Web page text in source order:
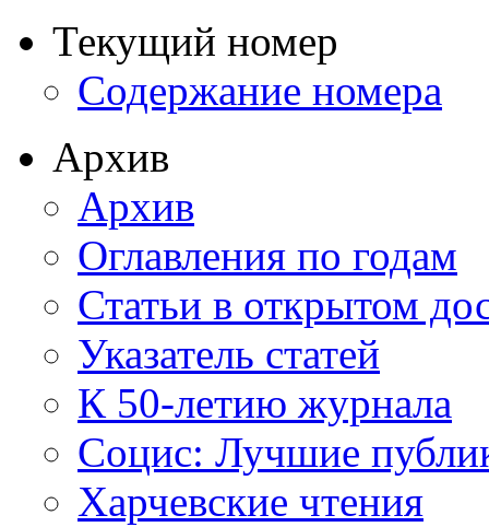
Текущий номер
Содержание номера
Архив
Архив
Оглавления по годам
Статьи в открытом
Указатель статей
К 50-летию журнала
Социс: Лучшие
Харчевские чтения